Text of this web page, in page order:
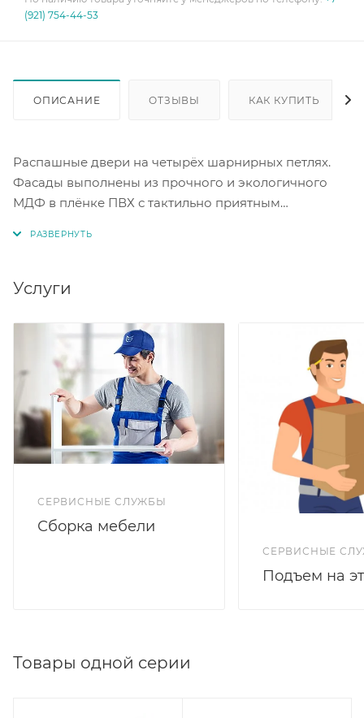
(921) 754-44-53
ОПИСАНИЕ ОТЗЫВЫ КАК КУПИТЬ
Распашные двери на четырёх шарнирных петлях.
Фасады выполнены из прочного и экологичного
МДФ в плёнке ПВХ с тактильно приятным
Сборка НЕ универсальная, петли справа.
Услуги
СЕРВИСНЫЕ СЛУЖБЫ
Сборка мебели
СЕРВИСНЫЕ
Подъем на
Товары одной серии